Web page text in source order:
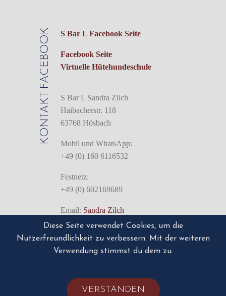
FACEBOOK S Bar L Facebook Seite
Facebook Seite
Virtuelle Hütehundeschule
KONTAKT
S Bar L Sandra Zilch
Haibacherstr. 118
63768 Hösbach
Mobil und WhatsApp:
+49 (0) 160 6116532
Festnetz:
+49 (0) 602169689
Email: Sandra Zilch
Impressum/Disclaimer
Diese Seite verwendet Cookies, um die
Nutzerfreundlichkeit zu verbessern. Mit der weiteren
Verwendung stimmst du dem zu.
VERSTANDEN